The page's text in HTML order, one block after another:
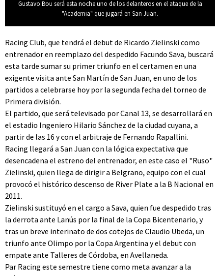
Gustavo Bou será esta noche uno de los delanteros en el ataque de la
"Academia" que jugará en San Juan.
Racing Club, que tendrá el debut de Ricardo Zielinski como
entrenador en reemplazo del despedido Facundo Sava, buscará
esta tarde sumar su primer triunfo en el certamen en una
exigente visita ante San Martín de San Juan, en uno de los
partidos a celebrarse hoy por la segunda fecha del torneo de
Primera división.
El partido, que será televisado por Canal 13, se desarrollará en
el estadio Ingeniero Hilario Sánchez de la ciudad cuyana, a
partir de las 16 y con el arbitraje de Fernando Rapallini.
Racing llegará a San Juan con la lógica expectativa que
desencadena el estreno del entrenador, en este caso el "Ruso"
Zielinski, quien llega de dirigir a Belgrano, equipo con el cual
provocó el histórico descenso de River Plate a la B Nacional en
2011.
Zielinski sustituyó en el cargo a Sava, quien fue despedido tras
la derrota ante Lanús por la final de la Copa Bicentenario, y
tras un breve interinato de dos cotejos de Claudio Ubeda, un
triunfo ante Olimpo por la Copa Argentina y el debut con
empate ante Talleres de Córdoba, en Avellaneda.
Par Racing este semestre tiene como meta avanzar a la